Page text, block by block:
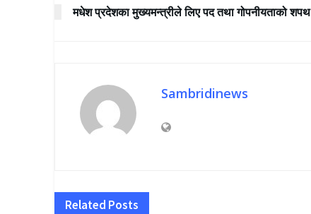
मधेश प्रदेशका मुख्यमन्त्रीले लिए पद तथा गोपनीयताको शपथ
Sambridinews
Related Posts